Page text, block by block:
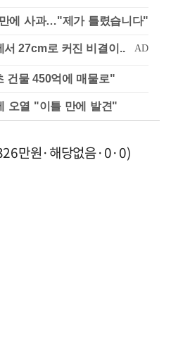
에 사과…"제가 틀렸습니다"
건물 450억에 매물로"
오열 "이틀 만에 발견"
만원·해당없음·0·0)